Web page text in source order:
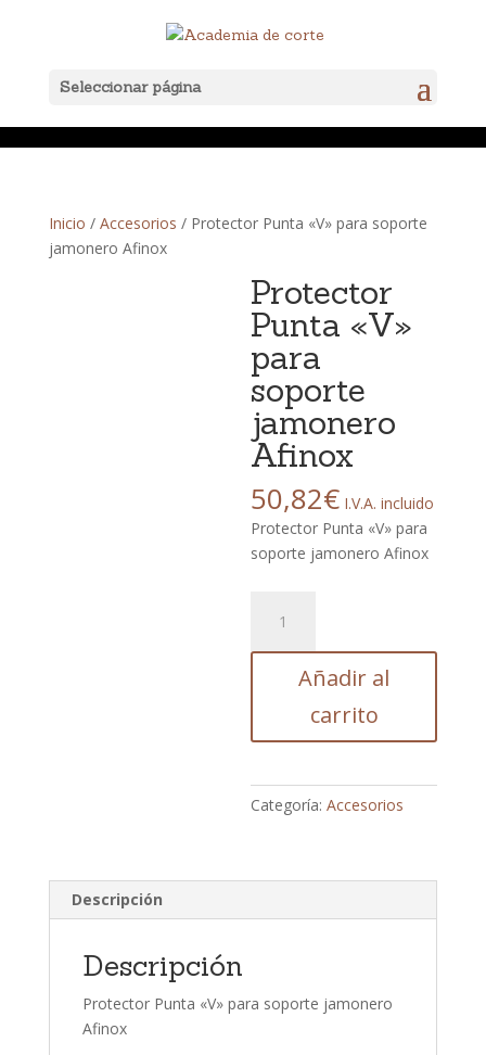
Seleccionar página
Inicio / Accesorios / Protector Punta «V» para soporte
jamonero Afinox
Protector
Punta «V»
para
soporte
jamonero
Afinox
50,82€ I.V.A. incluido
Protector Punta «V» para
soporte jamonero Afinox
Punta
"V"
jamonero
Añadir al
carrito
Categoría:Accesorios
Descripción
Descripción
Protector Punta «V» para soporte jamonero
Afinox